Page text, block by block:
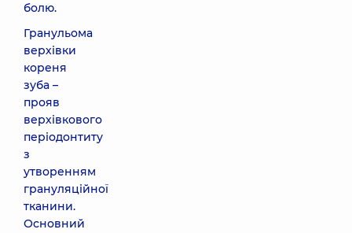
болю.
Гранульома
верхівки
кореня
зуба –
прояв
верхівкового
періодонтиту
з
утворенням
грануляційної
тканини.
Основний